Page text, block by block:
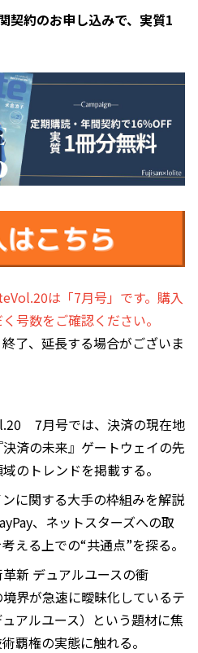
契約のお申し込みで、実質1
は「7月号」です。購入
号数をご確認ください。
了、延長する場合がございま
7月号では、決済の現在地
済の未来』ゲートウェイの先
のトレンドを掲載する。
に関する大手の枠組みを解説
、ネットスターズへの取
える上での“共通点”を探る。
新 デュアルユースの衝
界が急速に曖昧化しているテ
アルユース）という題材に焦
覇権の実態に触れる。